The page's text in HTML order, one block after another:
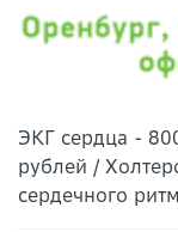
ЭКГ сердца -
рублей /
сердечного